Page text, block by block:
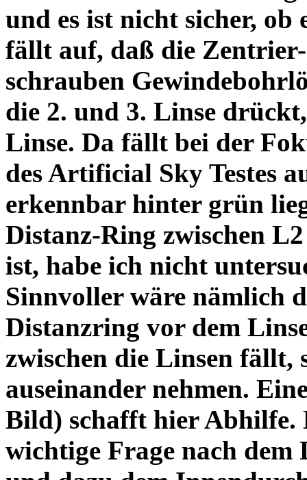
und es ist nicht sicher,
fällt auf, daß die Zentrier-
schrauben
die 2. und 3. Linse
Linse. Da fällt bei der
des Artificial Sky Testes
erkennbar hinter grün
Distanz-Ring zwischen
ist, habe ich nicht
Sinnvoller wäre nämlich
Distanzring vor dem
zwischen die Linsen fällt,
auseinander nehmen.
Bild) schafft hier Abhilfe.
wichtige Frage nach dem